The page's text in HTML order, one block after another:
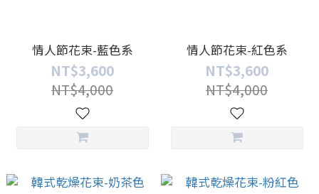
情人節花束-藍色系
NT$3,600
NT$4,000
情人節花束-紅色系
NT$3,600
NT$4,000